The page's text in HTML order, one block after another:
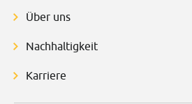
Über uns
Nachhaltigkeit
Karriere